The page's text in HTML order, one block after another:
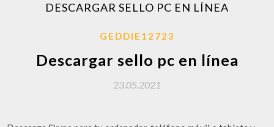
DESCARGAR SELLO PC EN LÍNEA
GEDDIE12723
Descargar sello pc en línea
23.05.2021